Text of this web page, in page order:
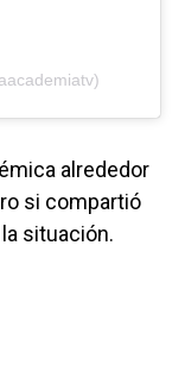
alrededor
si compartió
situación.